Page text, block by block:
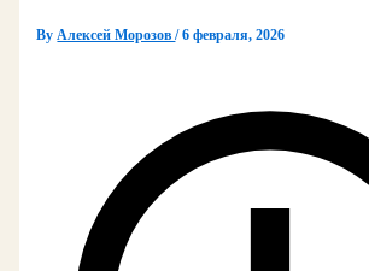
ByАлексей Морозов/6 февраля, 2026